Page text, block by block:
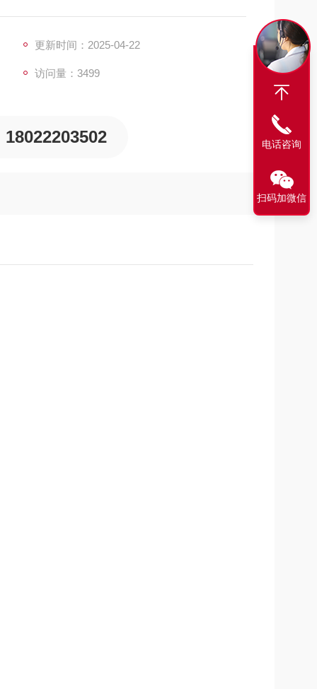
更新时间：2025-04-22
访问量：3499
18022203502 电话咨询
扫码加微信